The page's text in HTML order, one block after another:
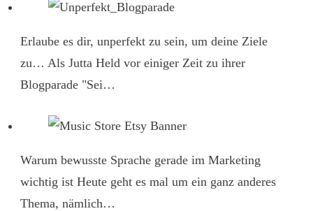
Erlaube es dir, unperfekt zu sein, um deine Ziele
zu… Als Jutta Held vor einiger Zeit zu ihrer
Blogparade "Sei…
Warum bewusste Sprache gerade im Marketing
wichtig ist Heute geht es mal um ein ganz anderes
Thema, nämlich…